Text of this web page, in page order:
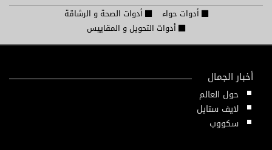
أدوات حواء
أدوات الصحة و الرشاقة
أدوات التحويل و المقاييس
أخبار الجمال
حول العالم
لايف ستايل
سكووب